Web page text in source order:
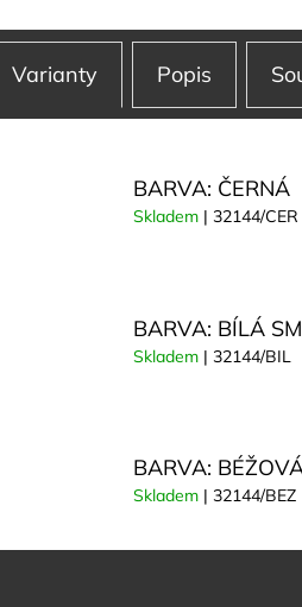
Varianty Popis
BARVA: ČERNÁ
Skladem | 32144/CER
BARVA: BÍLÁ
Skladem | 32144/BIL
BARVA:
Skladem | 32144/BEZ